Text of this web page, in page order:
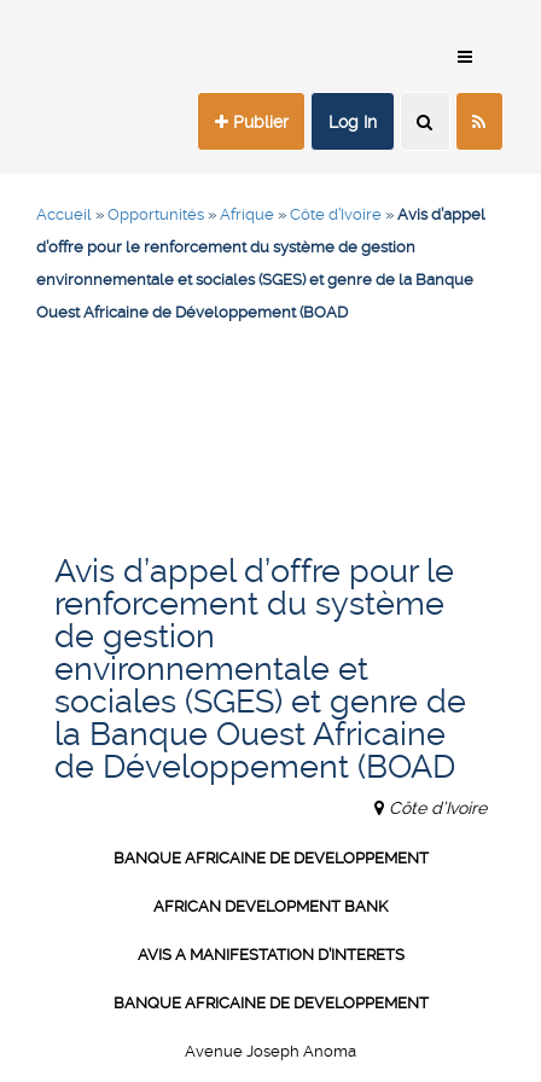
Publier Log In
Accueil » Opportunités » Afrique » Côte d’Ivoire » Avis d’appel
d’offre pour le renforcement du système de gestion
environnementale et sociales (SGES) et genre de la Banque
Ouest Africaine de Développement (BOAD
Avis d’appel d’offre pour le
renforcement du système
de gestion
environnementale et
sociales (SGES) et genre de
la Banque Ouest Africaine
de Développement (BOAD
Côte d’Ivoire
BANQUE AFRICAINE DE DEVELOPPEMENT
AFRICAN DEVELOPMENT BANK
AVIS A MANIFESTATION D’INTERETS
BANQUE AFRICAINE DE DEVELOPPEMENT
Avenue Joseph Anoma